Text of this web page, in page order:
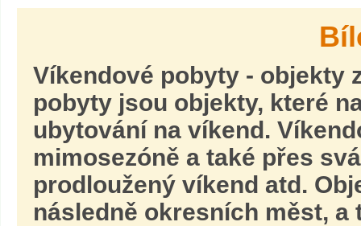
Víkendové pobyty - objekty
pobyty jsou objekty, které
ubytování na víkend.
mimosezóně a také přes
prodloužený víkend atd.
následně okresních měst,